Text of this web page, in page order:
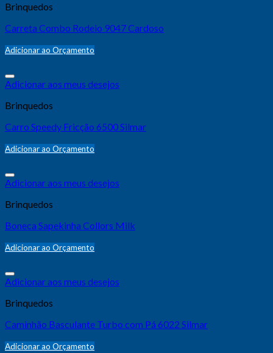
Brinquedos
Carreta Combo Rodeio 9047 Cardoso
Adicionar ao Orçamento
Adicionar aos meus desejos
Brinquedos
Carro Speedy Fricção 6500 Silmar
Adicionar ao Orçamento
Adicionar aos meus desejos
Brinquedos
Boneca Sapekinha Collors Milk
Adicionar ao Orçamento
Adicionar aos meus desejos
Brinquedos
Caminhão Basculante Turbo com Pá 6022 Silmar
Adicionar ao Orçamento